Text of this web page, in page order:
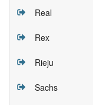
Real
Rex
Rieju
Sachs